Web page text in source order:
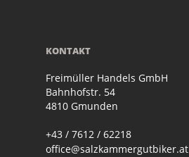
KONTAKT
Freimüller Handels GmbH
Bahnhofstr. 54
4810 Gmunden
+43 / 7612 / 62218
office@salzkammergutbiker.at